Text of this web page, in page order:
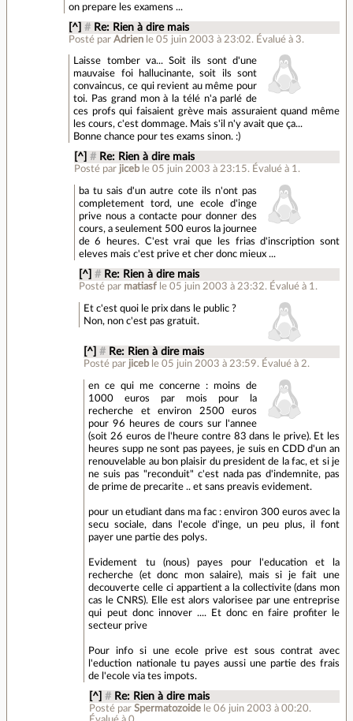
on prepare les examens ...
[^] # Re: Rien à dire mais
Posté parAdrien le 05 juin 2003 à 23:02. Évalué à 3.
Laisse tomber va... Soit ils sont d'une
mauvaise foi hallucinante, soit ils sont
convaincus, ce qui revient au même pour
toi. Pas grand mon à la télé n'a parlé de
ces profs qui faisaient grève mais assuraient quand même
les cours, c'est dommage. Mais s'il n'y avait que ça...
Bonne chance pour tes exams sinon. :)
[^] # Re: Rien à dire mais
Posté par jiceb le 05 juin 2003 à 23:15.Évalué à 1.
ba tu sais d'un autre cote ils n'ont pas
completement tord, une ecole d'inge
prive nous a contacte pour donner des
cours, a seulement 500 euros la journee
de 6 heures. C'est vrai que les frias d'inscription sont
eleves mais c'est prive et cher donc mieux ...
[^] # Re: Rien à dire mais
Posté par matiasf le 05 juin 2003 à 23:32. Évalué à 1 .
Et c'est quoi le prix dans le public ?
Non, non c'est pas gratuit.
[^] # Re: Rien à dire mais
Posté par jiceb le 05 juin 2003 à 23:59. Évalué à 2.
en ce qui me concerne : moins de
1000 euros par mois pour la
recherche et environ 2500 euros
pour 96 heures de cours sur l'annee
(soit 26 euros de l'heure contre 83 dans le prive). Et les
heures supp ne sont pas payees, je suis en CDD d'un an
renouvelable au bon plaisir du president de la fac, et si je
ne suis pas "reconduit" c'est nada pas d'indemnite, pas
de prime de precarite .. et sans preavis evidement.
pour un etudiant dans ma fac : environ 300 euros avec la
secu sociale, dans l'ecole d'inge, un peu plus, il font
payer une partie des polys.
Evidement tu (nous) payes pour l'education et la
recherche (et donc mon salaire), mais si je fait une
decouverte celle ci appartient a la collectivite (dans mon
cas le CNRS). Elle est alors valorisee par une entreprise
qui peut donc innover .... Et donc en faire profiter le
secteur prive
Pour info si une ecole prive est sous contrat avec
l'eduction nationale tu payes aussi une partie des frais
de l'ecole via tes impots.
[^] # Re: Rien à dire mais
Posté par Spermatozoide le 06 juin 2003 à 00:20.